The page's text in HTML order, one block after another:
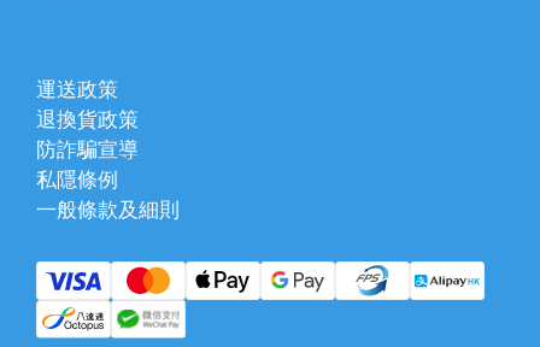
運送政策
退換貨政策
防詐騙宣導
私隱條例
一般條款及細則